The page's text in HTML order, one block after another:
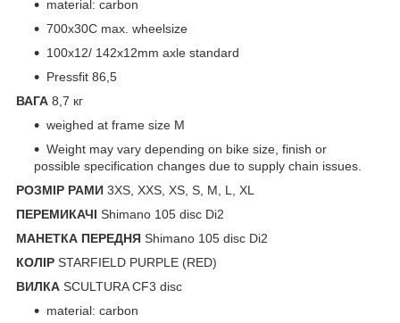
material: carbon
700x30C max. wheelsize
100x12/ 142x12mm axle standard
Pressfit 86,5
ВАГА 8,7 кг
weighed at frame size M
Weight may vary depending on bike size, finish or
possible specification changes due to supply chain issues.
РОЗМІР РАМИ 3XS, XXS, XS, S, M, L, XL
ПЕРЕМИКАЧІ Shimano 105 disc Di2
МАНЕТКА ПЕРЕДНЯ Shimano 105 disc Di2
КОЛІР STARFIELD PURPLE (RED)
ВИЛКА SCULTURA CF3 disc
material: carbon